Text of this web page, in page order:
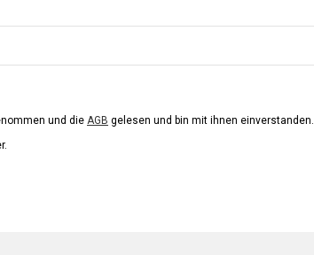
und die AGB gelesen und bin mit ihnen einverstanden.